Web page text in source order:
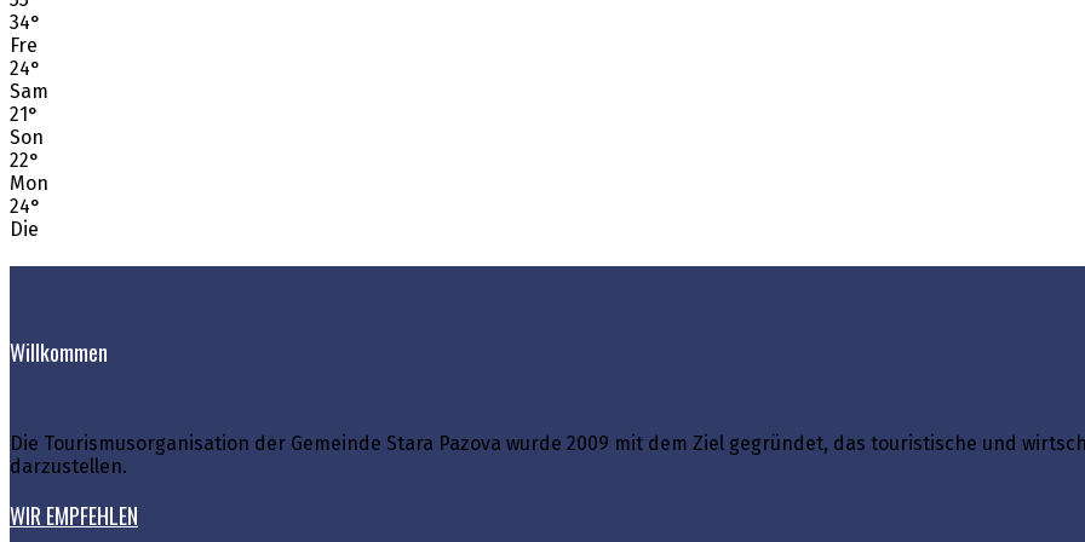
34°
Fre
24°
Sam
21°
Son
22°
Mon
24°
Die
Willkommen
Die Tourismusorganisation der Gemeinde Stara Pazova wurde 2009 mit dem Ziel gegründet, das touristische und
darzustellen.
WIR EMPFEHLEN